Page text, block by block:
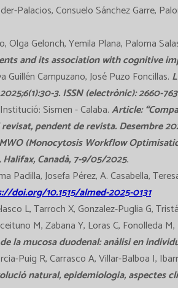
Palacios, Consuelo Sánchez Garre,
Olga Gelonch, Yemila Plana, Paloma
and its association with cognitive
Campuzano, José Puzo Foncillas.
3. ISSN (electrònic): 2660-
Sismen - Calaba.Article:
pendent de revista. Desembre
(Monocytosis Workflow
Halifax, Canadà, 7-9/05/2025.
Padilla, Josefa Pérez, A. Casabella,
doi.org/10.1515/almed-2025-0131
L, Tarroch X, Gonzalez-Puglia G,
M, Zabana Y, Loras C, Fonolleda
mucosa duodenal: anàlisi en
Puig R, Carrasco A, Villar-Balboa I,
natural, epidemiologia,